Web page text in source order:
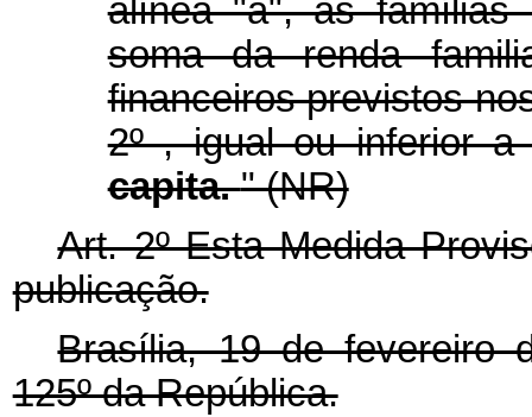
alínea "a", às famílias
soma da renda
financeiros previstos
2º , igual ou inferior
capita." (NR)
Art. 2º Esta Medida
publicação.
Brasília, 19 de fevereiro
125º da República.